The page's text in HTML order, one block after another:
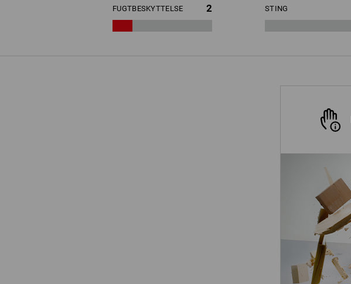
FUGTBESKYTTELSE 2 STING